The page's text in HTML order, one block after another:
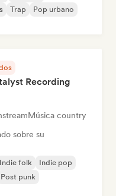
Trap
Pop urbano
Recording
Música country
sobre su
Indie folk
Indie pop
Post punk